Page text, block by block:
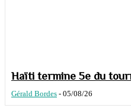
Haïti termine 5e du
Gérald Bordes - 05/08/26